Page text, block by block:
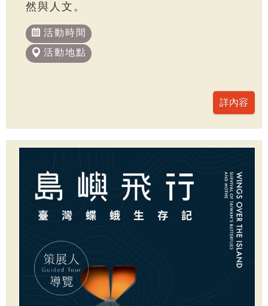
然與人文。
活動時間
活動地點